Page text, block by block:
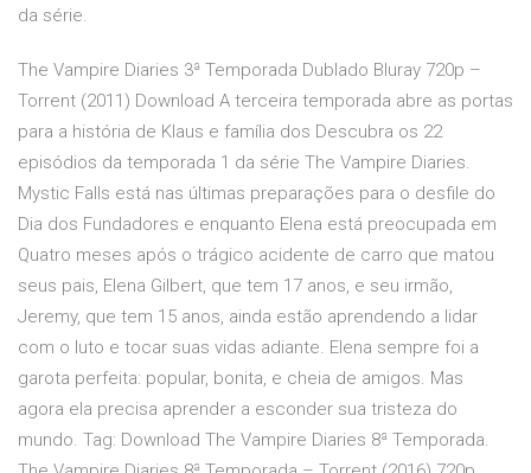
da série.
The Vampire Diaries 3ª Temporada Dublado Bluray 720p –
Torrent (2011) Download A terceira temporada abre as portas
para a história de Klaus e família dos Descubra os 22
episódios da temporada 1 da série The Vampire Diaries.
Mystic Falls está nas últimas preparações para o desfile do
Dia dos Fundadores e enquanto Elena está preocupada em
Quatro meses após o trágico acidente de carro que matou
seus pais, Elena Gilbert, que tem 17 anos, e seu irmão,
Jeremy, que tem 15 anos, ainda estão aprendendo a lidar
com o luto e tocar suas vidas adiante. Elena sempre foi a
garota perfeita: popular, bonita, e cheia de amigos. Mas
agora ela precisa aprender a esconder sua tristeza do
mundo. Tag: Download The Vampire Diaries 8ª Temporada.